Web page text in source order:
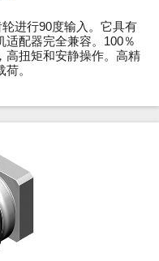
进行90度输入。它具有
适配器完全兼容。100％
高扭矩和安静操作。高精
。